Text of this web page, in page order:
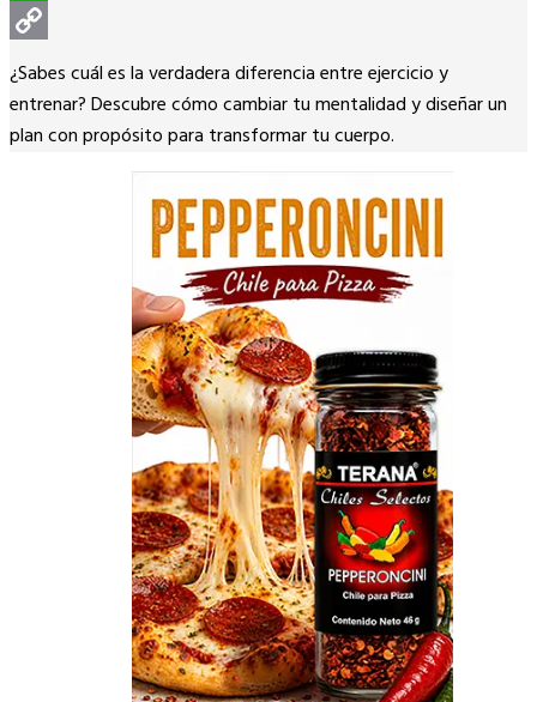
WhatsApp
Copy
Link
¿Sabes cuál es la verdadera diferencia entre ejercicio y
entrenar? Descubre cómo cambiar tu mentalidad y diseñar un
plan con propósito para transformar tu cuerpo.